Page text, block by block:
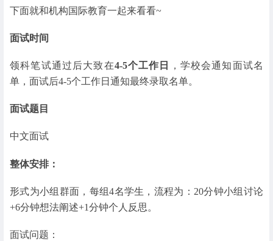
下面就和机构国际教育一起来看看~
面试时间
领科笔试通过后大致在4-5个工作日
，学校会通知面试名
单，面试后4-5个工作日通知最终录取名单。
面试题目
中文面试
整体安排：
形式为小组群面，每组4名学生，流程为：20分钟小组讨论
+6分钟想法阐述+1分钟个人反思。
面试问题：